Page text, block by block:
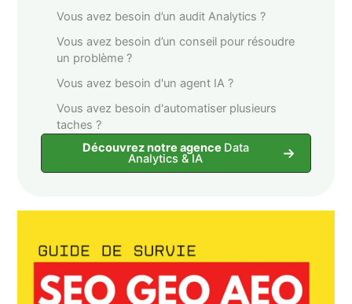
Vous avez besoin d’un audit Analytics ?
Vous avez besoin d’un conseil pour résoudre
un problème ?
Vous avez besoin d'un agent IA ?
Vous avez besoin d'automatiser plusieurs
taches ?
Découvrez notre agence Data
Analytics & IA